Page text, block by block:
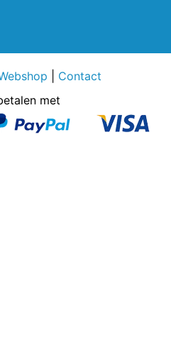
Contact
met